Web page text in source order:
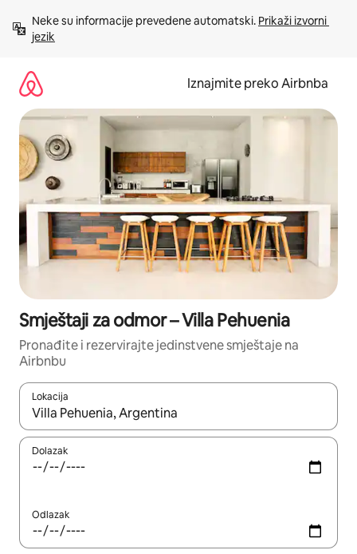
sadržaj
Neke su informacije prevedene automatski. Prikaži izvorni
jezik
Iznajmite preko Airbnba
Smještaji za odmor – Villa Pehuenia
Pronađite i rezervirajte jedinstvene smještaje na
Airbnbu
Lokacija
Kada budu dostupni rezultati, moći ćete ih pregledati
Dolazak
Odlazak